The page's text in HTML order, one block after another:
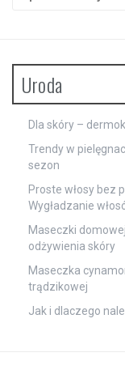
Uroda
Dla skóry –
Trendy w
sezon
Proste włosy bez
Wygładzanie
Maseczki
odżywienia skóry
Maseczka
trądzikowej
Jak i dlaczego